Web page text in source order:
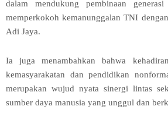
dalam mendukung pembinaan
memperkokoh kemanunggalan TNI
Adi Jaya.
Ia juga menambahkan bahwa
kemasyarakatan dan pendidikan
merupakan wujud nyata sinergi lintas
sumber daya manusia yang unggul dan